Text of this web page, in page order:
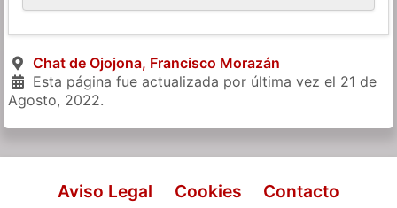
Chat de Ojojona, Francisco Morazán
Esta página fue actualizada por última vez el 21 de
Agosto, 2022.
Aviso Legal Cookies Contacto